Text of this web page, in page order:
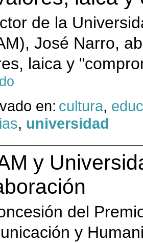
de la
José Narro,
laica y
en: cultura,
, universidad
y
del
y